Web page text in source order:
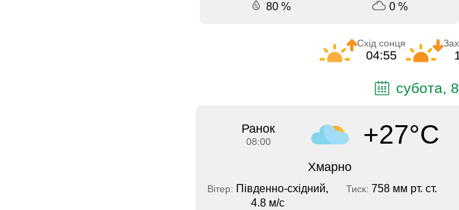
80 % 0 %
Схід сонця
04:55
субота,
Ранок
08:00 +27°C
Хмарно
Вітер: Південно-східний,
4.8 м/с
Тиск: 758 мм рт. ст.